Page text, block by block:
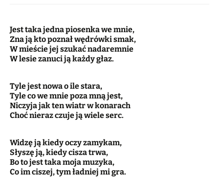
Jest taka jedna piosenka we mnie,
Zna ją kto poznał wędrówki smak,
W mieście jej szukać nadaremnie
W lesie zanuci ją każdy głaz.
Tyle jest nowa o ile stara,
Tyle co we mnie poza mną jest,
Niczyja jak ten wiatr w konarach
Choć nieraz czuje ją wiele serc.
Widzę ją kiedy oczy zamykam,
Słyszę ją, kiedy cisza trwa,
Bo to jest taka moja muzyka,
Co im ciszej, tym ładniej mi gra.